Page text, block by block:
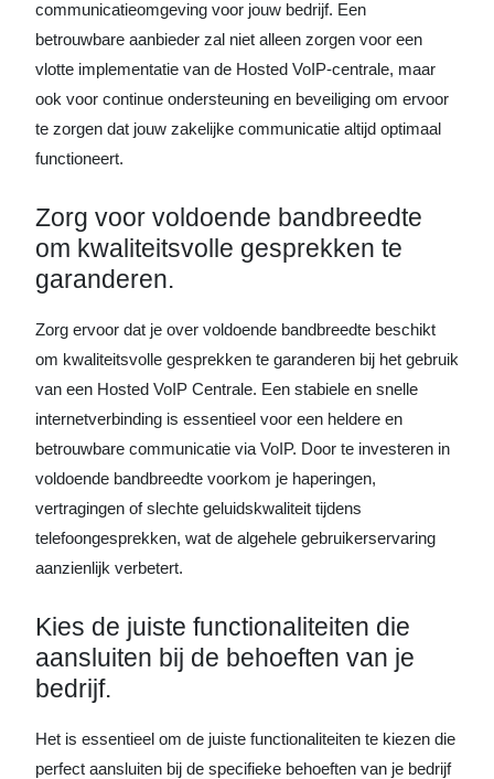
communicatieomgeving voor jouw bedrijf. Een
betrouwbare aanbieder zal niet alleen zorgen voor een
vlotte implementatie van de Hosted VoIP-centrale, maar
ook voor continue ondersteuning en beveiliging om ervoor
te zorgen dat jouw zakelijke communicatie altijd optimaal
functioneert.
Zorg voor voldoende bandbreedte
om kwaliteitsvolle gesprekken te
garanderen.
Zorg ervoor dat je over voldoende bandbreedte beschikt
om kwaliteitsvolle gesprekken te garanderen bij het gebruik
van een Hosted VoIP Centrale. Een stabiele en snelle
internetverbinding is essentieel voor een heldere en
betrouwbare communicatie via VoIP. Door te investeren in
voldoende bandbreedte voorkom je haperingen,
vertragingen of slechte geluidskwaliteit tijdens
telefoongesprekken, wat de algehele gebruikerservaring
aanzienlijk verbetert.
Kies de juiste functionaliteiten die
aansluiten bij de behoeften van je
bedrijf.
Het is essentieel om de juiste functionaliteiten te kiezen die
perfect aansluiten bij de specifieke behoeften van je bedrijf